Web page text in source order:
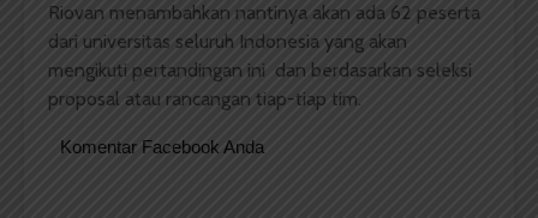
Riovan menambahkan nantinya akan ada 62 peserta
dari universitas seluruh Indonesia yang akan
mengikuti pertandingan ini dan berdasarkan seleksi
proposal atau rancangan tiap-tiap tim.
Komentar Facebook Anda